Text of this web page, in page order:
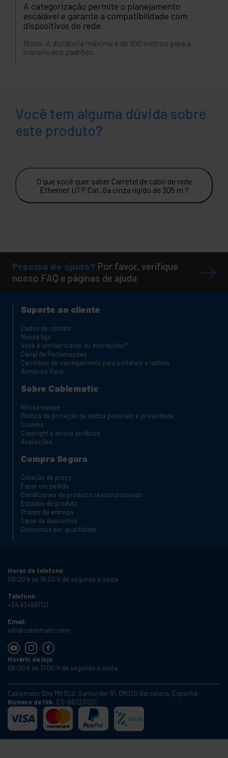
A categorização permite o planejamento
escalável e garante a compatibilidade com
dispositivos de rede.
Nota: A distância máxima é de 100 metros para a
maioria dos padrões.
Você tem alguma dúvida sobre
este produto?
O que você quer saber Carretel de cabo de rede
Ethernet UTP Cat. 6a cinza rígido de 305 m ?
Precisa de ajuda? Por favor, verifique
nosso FAQ e páginas de ajuda
Suporte ao cliente
Dados de contato
Nossa loja
Você é um fabricante ou distribuidor?
Canal de Reclamações
Carrinhos de carregamento para portáteis e tablets
Armários Rack
Sobre Cablematic
Nossa equipe
Política de proteção de dados pessoais e privacidade
Cookies
Copyright e avisos jurídicos
Avaliações
Compra Segura
Cotação de preço
Fazer um pedido
Condiciones de producto reacondicionado
Estados do produto
Prazos de entrega
Tipos de descontos
Descontos por quantidade
Horas de telefone:
09:00 h às 18:00 h de segunda a sexta
Telefone:
+34 934987121
Email:
info@cablematic.com
Horário da loja:
08:00 h às 17:00 h de segunda a sexta
Cablematic Dos Mil SLU, Santander 61, 08020 Barcelona, Espanha
Número de IVA: ES-B62231261